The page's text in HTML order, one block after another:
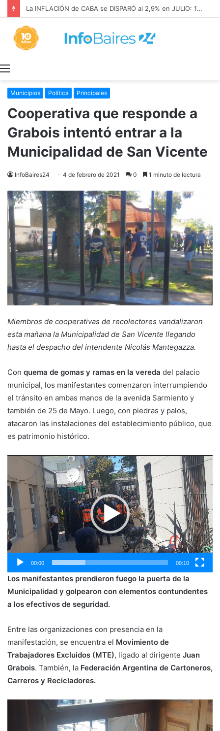
La INFLACIÓN de CABA se DISPARÓ al 2,9% en JULIO: 19,4% en 2026
Municipios Política Principales
Cooperativa que responde a
Grabois intentó entrar a la
Municipalidad de San Vicente
InfoBaires24 4 de febrero de 2021 0 1 minuto de lectura
Miembros de cooperativas de recolectores vandalizaron
esta mañana la Municipalidad de San Vicente llegando
hasta el despacho del intendente Nicolás Mantegazza.
Con quema de gomas y ramas en la vereda del palacio
municipal, los manifestantes comenzaron interrumpiendo
el tránsito en ambas manos de la avenida Sarmiento y
también de 25 de Mayo. Luego, con piedras y palos,
atacaron las instalaciones del establecimiento público, que
es patrimonio histórico.
Reproductor
de
vídeo
00:00 00:10
Los manifestantes prendieron fuego la puerta de la
Municipalidad y golpearon con elementos contundentes
a los efectivos de seguridad.
Entre las organizaciones con presencia en la
manifestación, se encuentra el Movimiento de
Trabajadores Excluidos (MTE), ligado al dirigente Juan
Grabois. También, la Federación Argentina de Cartoneros,
Carreros y Recicladores.